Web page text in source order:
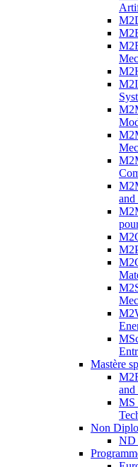
and
Mastère
and
MS
Non
ND